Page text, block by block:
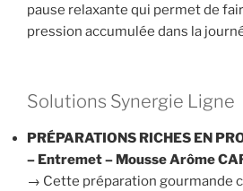
pause relaxante qui permet de
pression accumulée dans la
Solutions Synergie Ligne
PRÉPARATIONS RICHES EN
– Entremet – Mousse Arôme
→ Cette préparation gourmande